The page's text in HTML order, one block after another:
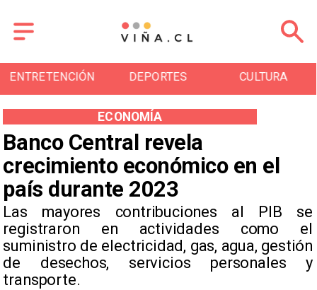
DEPORTES CULTURA TURISMO
Banco Central revela
crecimiento económico en el
país durante 2023
Las mayores contribuciones al PIB se
registraron en actividades como el
suministro de electricidad, gas, agua, gestión
de desechos, servicios personales y
transporte.
ECONOMÍA